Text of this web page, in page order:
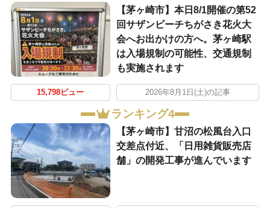
【茅ヶ崎市】本日8/1開催の第52
回サザンビーチちがさき花火大
会へお出かけの方へ。茅ヶ崎駅
は入場規制の可能性、交通規制
も実施されます
15,798ビュー 2026年8月1日(土)の記事
ランキング4
【茅ヶ崎市】甘沼の松風台入口
交差点付近、「日用雑貨販売店
舗」の開発工事が進んでいます